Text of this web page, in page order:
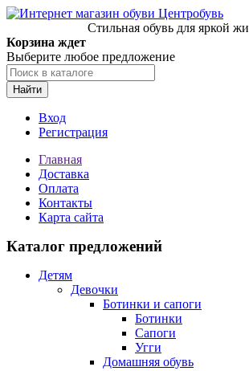
Стильная обувь для яркой
Корзина ждет
Выберите любое предложение
Найти
Вход
Регистрация
Главная
Доставка
Оплата
Контакты
Карта сайта
Каталог предложений
Детям
Девочки
Ботинки и сапоги
Ботинки
Сапоги
Угги
Домашняя обувь